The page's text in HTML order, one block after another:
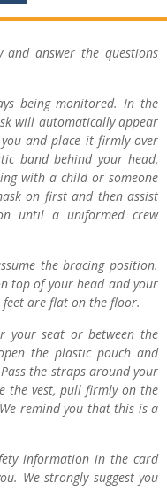
and answer the questions
being monitored. In the
will automatically appear
and place it firmly over
band behind your head,
with a child or someone
on first and then assist
until a uniformed crew
the bracing position.
top of your head and your
feet are flat on the floor.
your seat or between the
the plastic pouch and
the straps around your
the vest, pull firmly on the
remind you that this is a
information in the card
We strongly suggest you